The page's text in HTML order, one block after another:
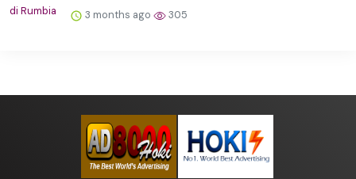
3 months ago 305